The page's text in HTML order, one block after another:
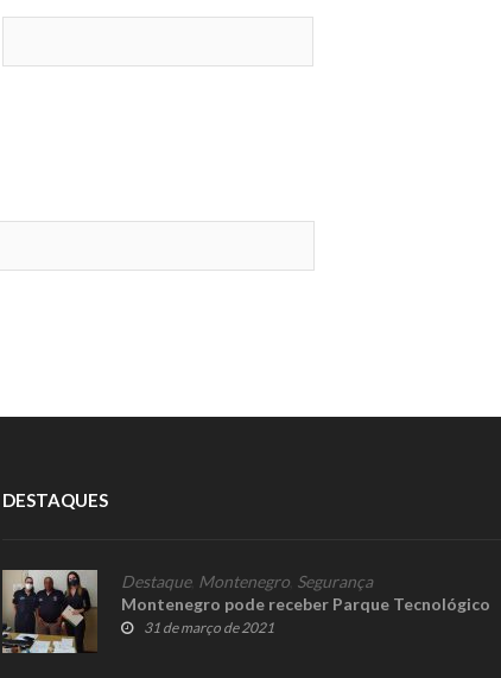
DESTAQUES
Destaque, Montenegro Segurança
Montenegro pode receber Parque Tecnológico
31 de março de 2021